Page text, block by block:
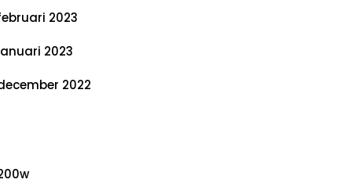
2023
2023
2022